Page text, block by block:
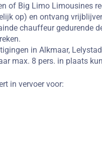
of Big Limo Limousines
op) en ontvang
chauffeur gedurende
in Alkmaar,
max. 8 pers. in plaats
in vervoer voor: